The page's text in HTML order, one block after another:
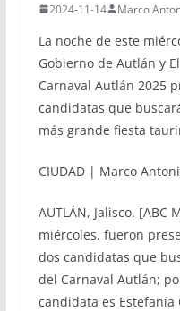
2024-11-14 Marco
La noche de este
Gobierno de Autlán y
Carnaval Autlán 2025
candidatas que
más grande fiesta
CIUDAD | Marco
AUTLÁN, Jalisco. [ABC
miércoles, fueron
dos candidatas que
del Carnaval Autlán;
candidata es Estefanía